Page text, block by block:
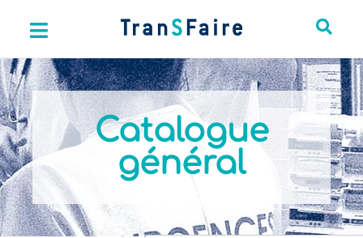
Catalogue
général